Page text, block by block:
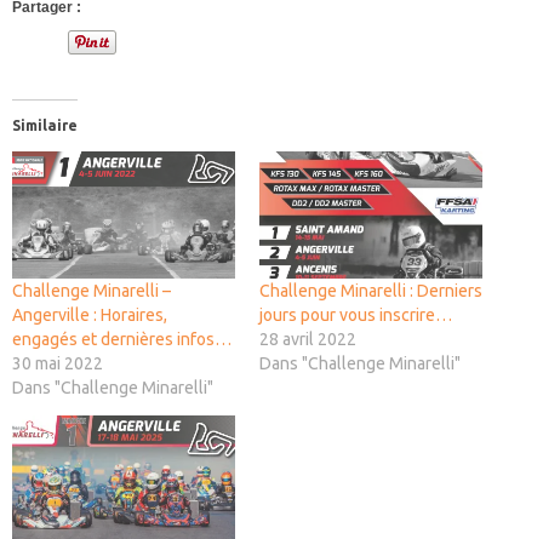
Partager :
Similaire
Challenge Minarelli –
Angerville : Horaires,
engagés et dernières infos…
30 mai 2022
Dans "Challenge Minarelli"
Challenge Minarelli : Derniers
jours pour vous inscrire…
28 avril 2022
Dans "Challenge Minarelli"